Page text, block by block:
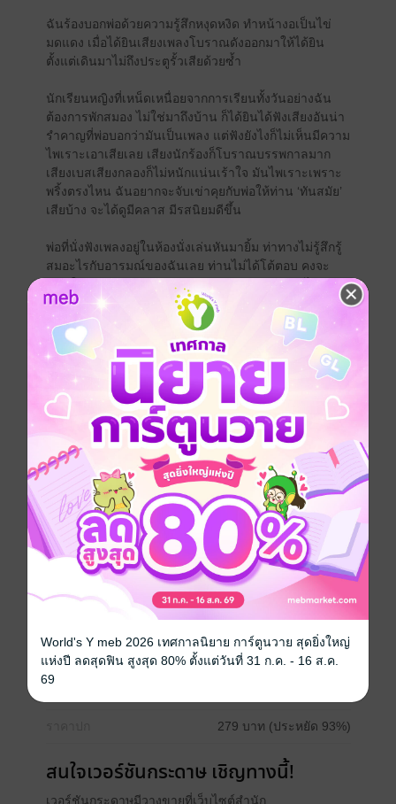
ฉันร้องบอกพ่อด้วยความรู้สึกหงุดหงิด ทำหน้างอเป็นไข่
มดแดง เมื่อได้ยินเสียงเพลงโบราณดังออกมาให้ได้ยิน
ตั้งแต่เดินมาไม่ถึงประตูรั้วเสียด้วยซ้ำ
นักเรียนหญิงที่เหน็ดเหนื่อยจากการเรียนทั้งวันอย่างฉัน
ต้องการพักสมอง ไม่ใช่มาถึงบ้าน ก็ได้ยินได้ฟังเสียงอันน่า
รำคาญที่พ่อบอกว่ามันเป็นเพลง แต่ฟังยังไงก็ไม่เห็นมีความ
ไพเราะเอาเสียเลย เสียงนักร้องก็โบราณบรรพกาลมาก
เสียงเบสเสียงกลองก็ไม่หนักแน่นเร้าใจ มันไพเราะเพราะ
พริ้งตรงไหน ฉันอยากจะจับเข่าคุยกับพ่อให้ท่าน ‘ทันสมัย’
เสียบ้าง จะได้ดูมีคลาส มีรสนิยมดีขึ้น
พ่อที่นั่งฟังเพลงอยู่ในห้องนั่งเล่นหันมายิ้ม ท่าทางไม่รู้สึกรู้
สมอะไรกับอารมณ์ของฉันเลย ท่านไม่ได้โต้ตอบ คงจะ
เกรงใจลูกสาวคนดีอย่างฉันบ้างละ เพราะท่านหันไปลด
ระดับความดังของเสียงเพลงลงจากเดิม เหลือเพียงแผ่ว ๆ
พอได้ยิน นั่นทำให้ฉันหายหงุดหงิดลงบ้าง
“น่า...ลูกลองเปิดใจฟังดูดี ๆ สักครั้ง ลูกอาจชอบก็ได้นะ”
พ่อบอกด้วยรอยยิ้ม
“โอ๊ย...ไม่เอาละพ่อ” ฉันรีบทำหน้าเบื่อหน่าย ส่ายหน้าไป
มายืนยันคำพูดของตัวเอง เพลงแสนโบราณสุดเชยใครจะ
ทนฟังได้
“หนูจะดูทีวีแล้วนะพ่อ” ฉันบอกขณะเก็บรองเท้าไว้ชั้นวาง
เป็นการบอกใบ้ว่า พออาบน้ำเปลี่ยนชุดเสร็จ พ่อต้องหลบ
ให้ เวลาของฉันมาถึงแล้ว
ดรามา
วันที่วางขาย 14 ตุลาคม 2564
279 บาท (ประหยัด 93%)
สนใจเวอร์ชันกระดาษ เชิญทางนี้!
เวอร์ชันกระดาษมีวางขายที่เว็บไซต์สำนัก
World's Y meb 2026 เทศกาลนิยาย การ์ตูนวาย สุดยิ่งใหญ่
แห่งปี ลดสุดฟิน สูงสุด 80% ตั้งแต่วันที่ 31 ก.ค. - 16 ส.ค.
69